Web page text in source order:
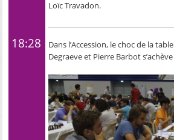
Loïc Travadon.
18:28
Dans l’Accession, le choc de la
Degraeve et Pierre Barbot